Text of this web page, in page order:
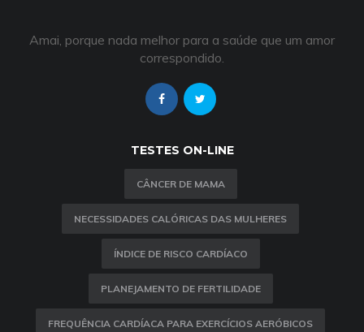
Amai, porque nada melhor para a saúde que um amor
correspondido.
TESTES ON-LINE
CÂNCER DE MAMA
NECESSIDADES CALÓRICAS DAS MULHERES
ÍNDICE DE RISCO CARDÍACO
PLANEJAMENTO DE FERTILIDADE
FREQUÊNCIA CARDÍACA PARA EXERCÍCIOS AERÓBICOS